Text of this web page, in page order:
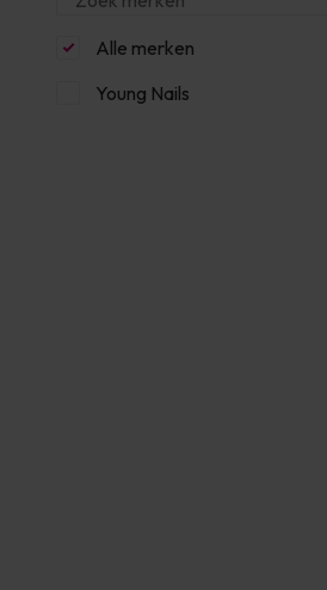
Alle merken
Young Nails